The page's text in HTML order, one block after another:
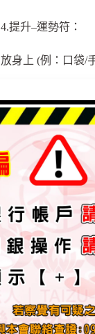
4.提升–運勢符：
放身上 (例：口袋/
放身上 (例：口袋/
6.淨符洗澡：
將符化在裝溫水的
7.敏感體質：
一天一張藥符化
符化水家中四處灑